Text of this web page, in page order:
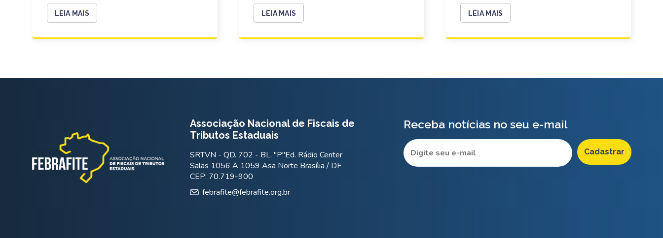
LEIA MAIS LEIA MAIS LEIA MAIS
Associação Nacional de Fiscais de
Tributos Estaduais
SRTVN - QD. 702 - BL. "P"Ed. Rádio Center
Salas 1056 A 1059 Asa Norte Brasília / DF
CEP: 70.719-900
febrafite@febrafite.org.br
Receba notícias no seu e-mail